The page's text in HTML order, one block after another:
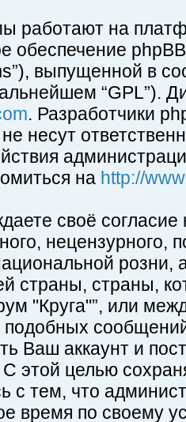
работают на
обеспечение
выпущенной в
“GPL”).
. Разработчики
несут
на http://
своё
нецензурного,
страны, страны,
"Круга"”, или
Ваш аккаунт и
этой целью
с тем, что
время по своему